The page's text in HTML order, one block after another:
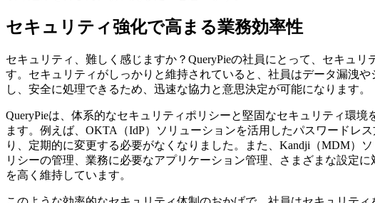
セキュリティ強化で高まる業務効率性
セキュリティ、難しく感じますか？QueryPieの社員にとって、セキュ
す。セキュリティがしっかりと維持されていると、社員はデータ漏洩
し、安全に処理できるため、迅速な協力と意思決定が可能になります。
QueryPieは、体系的なセキュリティポリシーと堅固なセキュリティ環
ます。例えば、OKTA（IdP）ソリューションを活用したパスワードレ
り、定期的に変更する必要がなくなりました。また、Kandji（MDM）
リシーの管理、業務に必要なアプリケーション管理、さまざまな設定
を高く維持しています。